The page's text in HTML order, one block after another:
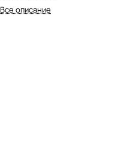
Все описание